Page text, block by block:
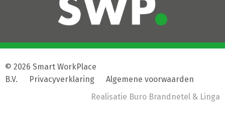
© 2026 Smart WorkPlace
B.V.
Privacyverklaring
Algemene voorwaarden
Realisatie Buro Brandnetel & Linga